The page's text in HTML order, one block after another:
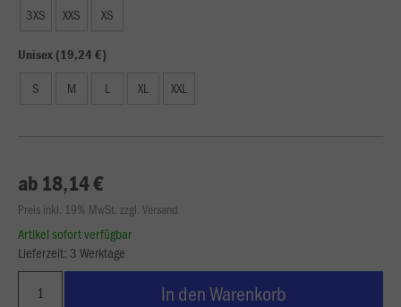
3XS XXS XS
Unisex (19,24 €)
S M L XL XXL
ab 18,14 €
Preis inkl. 19% MwSt. zzgl. Versand
Artikel sofort verfügbar
Lieferzeit: 3 Werktage
In den Warenkorb